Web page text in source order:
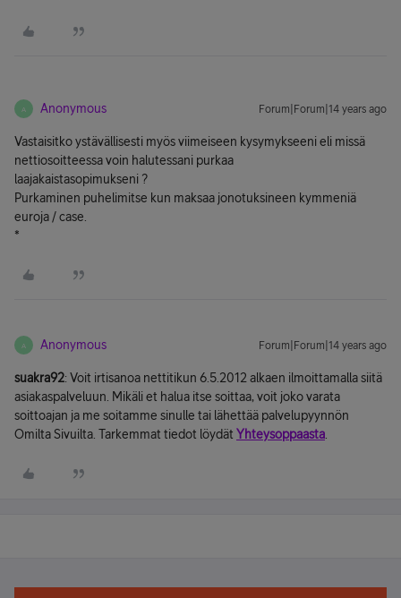
A Anonymous Forum|Forum|14 years ago
Vastaisitko ystävällisesti myös viimeiseen kysymykseeni eli missä
nettiosoitteessa voin halutessani purkaa
laajakaistasopimukseni ?
Purkaminen puhelimitse kun maksaa jonotuksineen kymmeniä
euroja / case.
*
A Anonymous Forum|Forum|14 years ago
suakra92: Voit irtisanoa nettitikun 6.5.2012 alkaen ilmoittamalla siitä
asiakaspalveluun. Mikäli et halua itse soittaa, voit joko varata
soittoajan ja me soitamme sinulle tai lähettää palvelupyynnön
Omilta Sivuilta. Tarkemmat tiedot löydät Yhteysoppaasta